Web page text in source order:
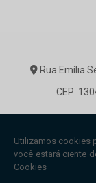
Rua Emília
CEP: